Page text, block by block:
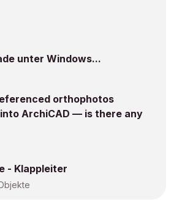
unter Windows...
orthophotos
into ArchiCAD — is there any
- Klappleiter